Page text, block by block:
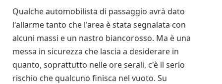
Qualche automobilista di passaggio avrà dato
l'allarme tanto che l'area è stata segnalata con
alcuni massi e un nastro biancorosso. Ma è una
messa in sicurezza che lascia a desiderare in
quanto, soprattutto nelle ore serali, c'è il serio
rischio che qualcuno finisca nel vuoto. Su